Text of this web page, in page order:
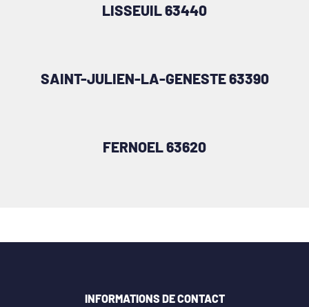
LISSEUIL 63440
SAINT-JULIEN-LA-GENESTE 63390
FERNOEL 63620
INFORMATIONS DE CONTACT